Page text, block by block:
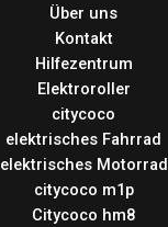
Über uns
Kontakt
Hilfezentrum
Elektroroller
citycoco
elektrisches Fahrrad
elektrisches Motorrad
citycoco m1p
Citycoco hm8